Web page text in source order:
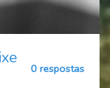
0 respostas